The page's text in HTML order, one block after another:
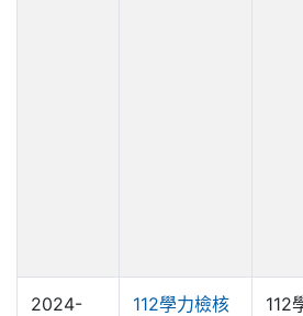
2024-
112學力檢核
112